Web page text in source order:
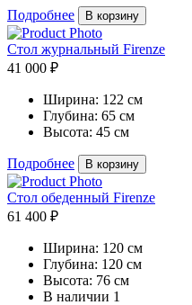
Подробнее В корзину
Стол журнальный Firenze
41 000 ₽
Ширина: 122 см
Глубина: 65 см
Высота: 45 см
Подробнее В корзину
Стол обеденный Firenze
61 400 ₽
Ширина: 120 см
Глубина: 120 см
Высота: 76 см
В наличии 1